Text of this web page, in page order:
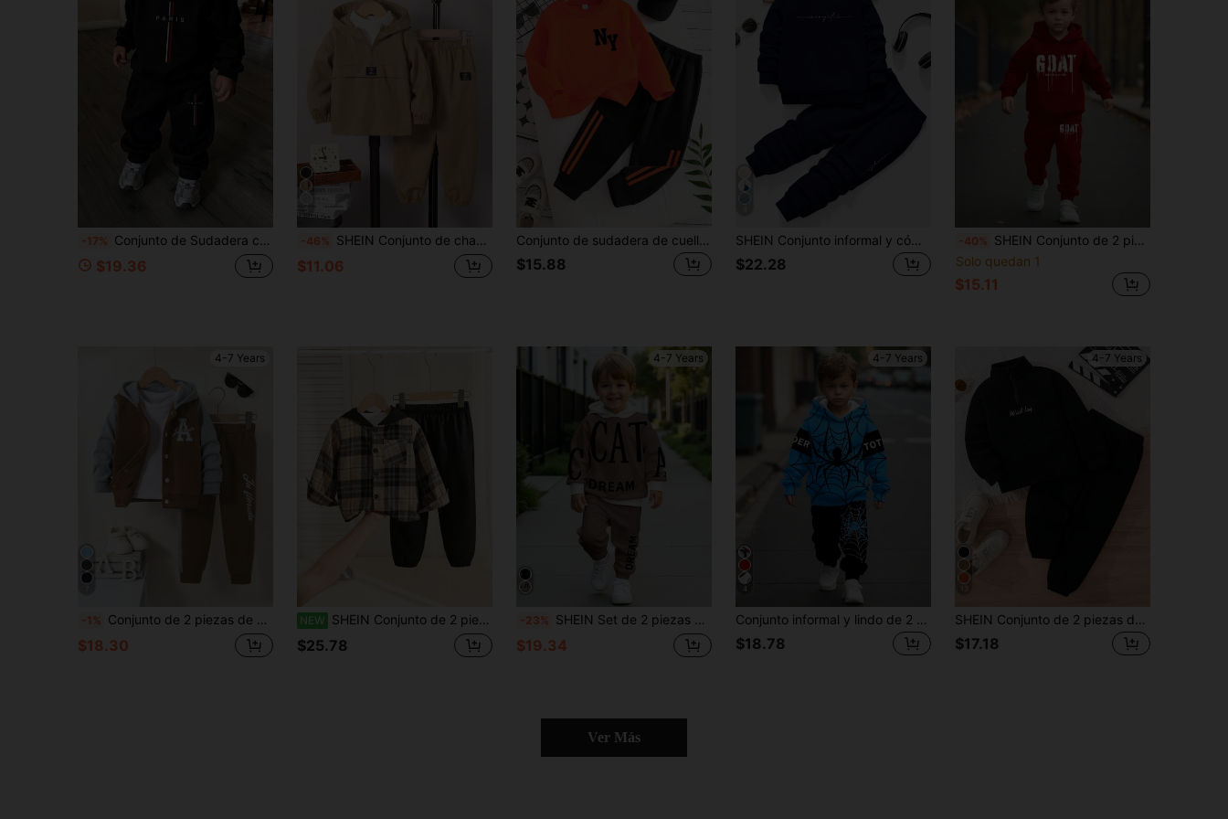
-17% Conjunto de Sudadera con Capucha de Manga Larga Holgada + Pantalones de Chándal con Estampado Creativo Versátil de Estilo Streetwear, Adecuado para Primavera, Otoño e Invierno, Estilo para Niños
$19.36
-46% SHEIN Conjunto de chaqueta con capucha casual y pantalones largos para niño joven primavera/otoño
$11.06
Conjunto de sudadera de cuello redondo cálida con estampado de letras y pantalones con cintura contrastante para niño
$15.88
SHEIN Conjunto informal y cómodo de niño pequeño con sudadera de cuello redondo con gráfico de letras y pantalones con cordón
$22.28
-40% SHEIN Conjunto de 2 piezas de sudadera con capucha y pantalones de chándal con estampado de letras casual para niños jóvenes, primavera/otoño
Solo quedan 1
$15.11
4-7 Years
-1% Conjunto de 2 piezas de sudadera con botones y pantalones de patchwork para niño, estilo deportivo y cómodo, con gráfico de letra "A" y contraste de colores, para otoño/invierno
$18.30
NEW SHEIN Conjunto de 2 piezas para niño joven: camisa-chaqueta a cuadros con capucha, manga larga y botones & pantalones casuales
$25.78
4-7 Years
-23% SHEIN Set de 2 piezas de sudadera con capucha y pantalones holgados, cómodos y casuales para niño, con estampado clásico de texto y píxeles, adecuado para otoño/invierno
$19.34
4-7 Years
4
Conjunto informal y lindo de 2 piezas con sudadera con capucha holgada con estampado de araña para niños pequeños, adecuado para otoño/invierno
$18.78
4-7 Years
SHEIN Conjunto de 2 piezas de sudadera y pantalón de chándal casual para niño joven otoño/invierno
$17.18
Ver Más